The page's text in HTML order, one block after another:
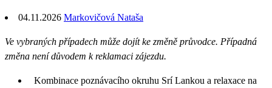
04.11.2026 Markovičová Nataša
Ve vybraných případech může dojít ke změně průvodce. Případná
změna není důvodem k reklamaci zájezdu.
Kombinace poznávacího okruhu Srí Lankou a relaxace na